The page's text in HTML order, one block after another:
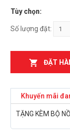
Tùy chọn:
Số lượng đặt:
ĐẶT
Khuyến mãi
TẶNG KÈM BỘ NỒI